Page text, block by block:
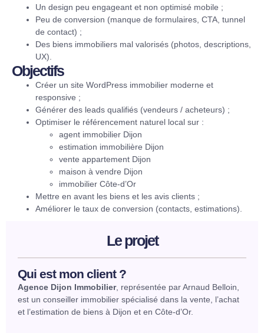
Un design peu engageant et non optimisé mobile ;
Peu de conversion (manque de formulaires, CTA, tunnel
de contact) ;
Des biens immobiliers mal valorisés (photos, descriptions,
UX).
Objectifs
Créer un site WordPress immobilier moderne et
responsive ;
Générer des leads qualifiés (vendeurs / acheteurs) ;
Optimiser le référencement naturel local sur :
agent immobilier Dijon
estimation immobilière Dijon
vente appartement Dijon
maison à vendre Dijon
immobilier Côte-d’Or
Mettre en avant les biens et les avis clients ;
Améliorer le taux de conversion (contacts, estimations).
Le projet
Qui est mon client ?
Agence Dijon Immobilier, représentée par Arnaud Belloin,
est un conseiller immobilier spécialisé dans la vente, l’achat
et l’estimation de biens à Dijon et en Côte-d’Or.